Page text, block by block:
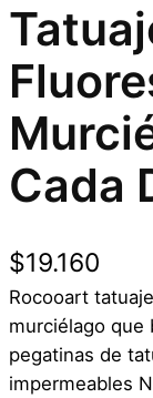
Cada
$19.160
Rocooart
murciélago que
pegatinas de
impermeables